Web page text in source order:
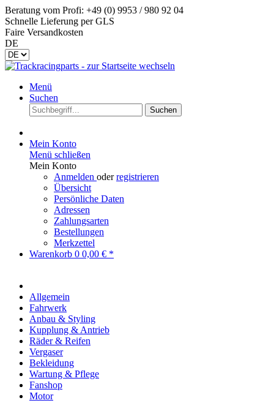
Beratung vom Profi: +49 (0) 9953 / 980 92 04
Schnelle Lieferung per GLS
Faire Versandkosten
DE
Menü
Suchen
Suchen
Mein Konto
Menü schließen
Mein Konto
Anmelden oderregistrieren
Übersicht
Persönliche Daten
Adressen
Zahlungsarten
Bestellungen
Merkzettel
Warenkorb 0 0,00 € *
Allgemein
Fahrwerk
Anbau & Styling
Kupplung & Antrieb
Räder & Reifen
Vergaser
Bekleidung
Wartung & Pflege
Fanshop
Motor